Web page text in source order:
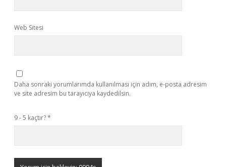
Web Sitesi
Daha sonraki yorumlarımda kullanılması için adım, e-posta adresim
ve site adresim bu tarayıcıya kaydedilsin.
9 - 5 kaçtır?*